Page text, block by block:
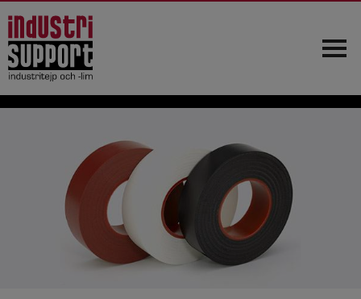
Kundtjänst